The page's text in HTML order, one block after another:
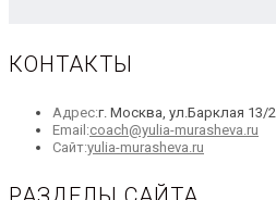
КОНТАКТЫ
Адрес:г. Москва, ул.Барклая 13/2
Email:coach@yulia-murasheva.ru
Сайт:yulia-murasheva.ru